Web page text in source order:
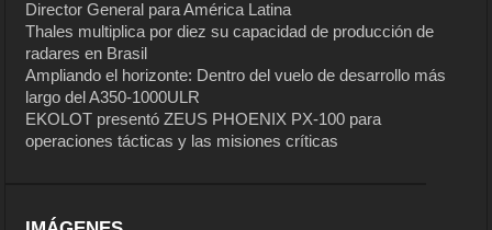
Director General para América Latina
Thales multiplica por diez su capacidad de producción de
radares en Brasil
Ampliando el horizonte: Dentro del vuelo de desarrollo más
largo del A350-1000ULR
EKOLOT presentó ZEUS PHOENIX PX-100 para
operaciones tácticas y las misiones críticas